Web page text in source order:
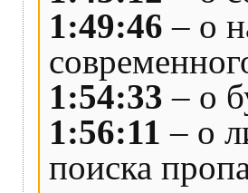
1:49:46 – о
1:54:33 – о
1:56:11 – о
поиска